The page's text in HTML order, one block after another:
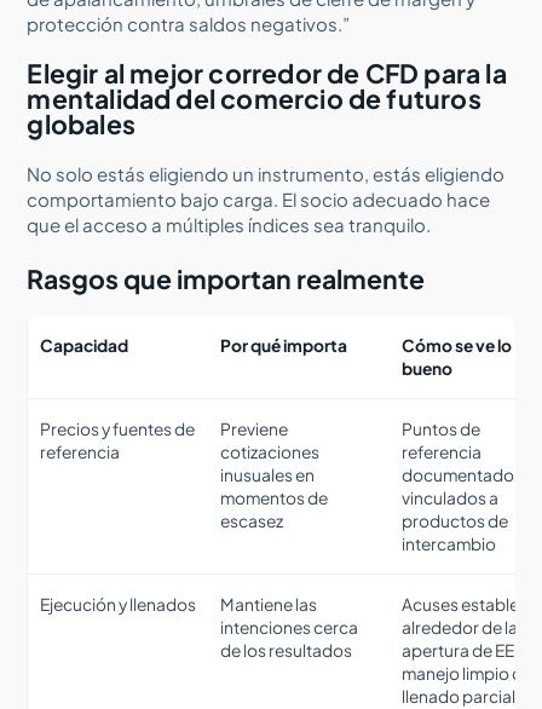
protección contra saldos negativos.”
Elegir al mejor corredor de CFD para la
mentalidad del comercio de futuros
globales
No solo estás eligiendo un instrumento, estás eligiendo
comportamiento bajo carga. El socio adecuado hace
que el acceso a múltiples índices sea tranquilo.
Rasgos que importan realmente
Capacidad Por qué importa
Cómo se ve lo
bueno
Precios y fuentes de
referencia
Previene
cotizaciones
inusuales en
momentos de
escasez
Puntos de
referencia
documentados
vinculados a
productos de
intercambio
Ejecución y llenados
Mantiene las
intenciones cerca
de los resultados
Acuses estables
alrededor de la
apertura de
manejo limpio de
llenado parcial